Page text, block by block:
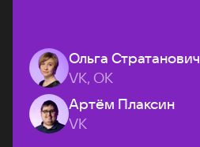
Ольга Стратанович
VK, ОК
Артём Плаксин
VK